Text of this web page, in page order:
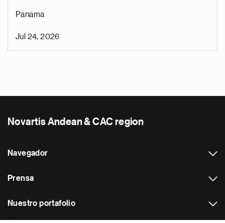
Panama
Jul 24, 2026
Novartis Andean & CAC region
Navegador
Prensa
Nuestro portafolio